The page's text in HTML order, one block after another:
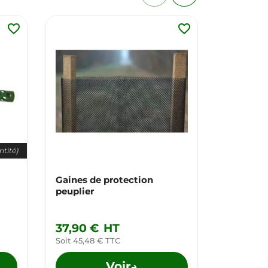
favorite_border
Gaines de protection
peuplier
37,90 € HT
Soit 45,48 € TTC
favorite_border